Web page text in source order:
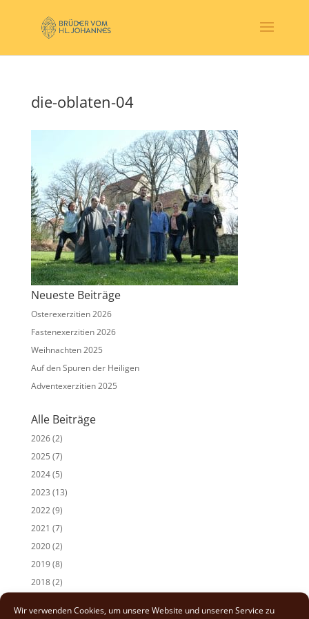
Wir verwenden Cookies, um unsere Website und unseren Service zu
die-oblaten-04
Neueste Beiträge
Osterexerzitien 2026
Fastenexerzitien 2026
Weihnachten 2025
Auf den Spuren der Heiligen
Adventexerzitien 2025
Alle Beiträge
2026(2)
2025 (7)
2024(5)
2023 (13)
2022(9)
2021 (7)
2020(2)
2019(8)
2018(2)